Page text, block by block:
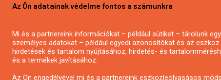
Bemutatkozás
Hírlevél feliratkozás
Impresszum
Kapcsolat
Az Ön adatainak védelme fontos a számunkra
Mi és a partnereink információkat – például sütiket – tárolunk
személyes adatokat – például egyedi azonosítókat és az
hirdetések és tartalom nyújtásához, hirdetés- és
és a termékek javításához.
Az Ön engedélyével mi és a partnereink eszközleolvasásos